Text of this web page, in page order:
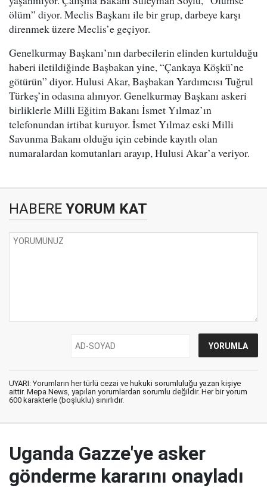
ölüm” diyor. Meclis Başkanı ile bir grup, darbeye karşı
direnmek üzere Meclis’e geçiyor.
Genelkurmay Başkanı’nın darbecilerin elinden kurtulduğu
haberi iletildiğinde Başbakan yine, “Çankaya Köşkü’ne
götürün” diyor. Hulusi Akar, Başbakan Yardımcısı Tuğrul
Türkeş’in odasına alınıyor. Genelkurmay Başkanı askeri
birliklerle Milli Eğitim Bakanı İsmet Yılmaz’ın
telefonundan irtibat kuruyor. İsmet Yılmaz eski Milli
Savunma Bakanı olduğu için cebinde kayıtlı olan
numaralardan komutanları arayıp, Hulusi Akar’a veriyor.
HABERE YORUM KAT
UYARI: Yorumların her türlü cezai ve hukuki sorumluluğu yazan kişiye
aittir. Mepa News, yapılan yorumlardan sorumlu değildir. Her bir yorum
600 karakterle (boşluklu) sınırlıdır.
Uganda Gazze'ye asker
gönderme kararını onayladı